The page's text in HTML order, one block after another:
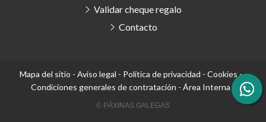
Validar cheque regalo
Contacto
Mapa del sitio - Aviso legal - Política de privacidad - Cookies-
Condiciones generales de contratación - Área Interna
© PÁXINAS GALEGAS